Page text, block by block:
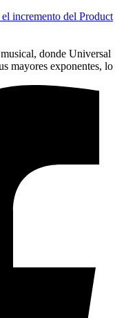
incremento del Product
donde Universal
mayores exponentes, lo